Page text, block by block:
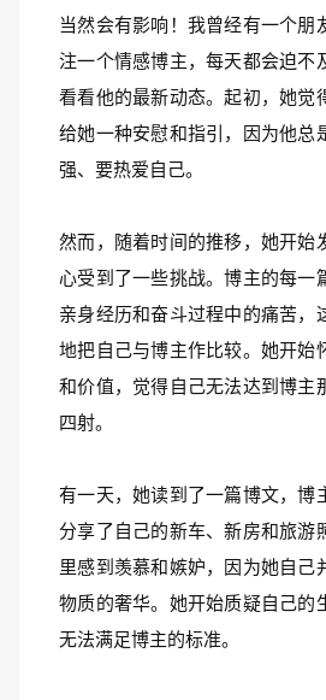
当然会有影响！我曾经有一个朋
注一个情感博主，每天都会迫不
看看他的最新动态。起初，她觉
给她一种安慰和指引，因为他总
强、要热爱自己。
然而，随着时间的推移，她开始
心受到了一些挑战。博主的每一
亲身经历和奋斗过程中的痛苦，
地把自己与博主作比较。她开始
和价值，觉得自己无法达到博主
四射。
有一天，她读到了一篇博文，博
分享了自己的新车、新房和旅游
里感到羡慕和嫉妒，因为她自己
物质的奢华。她开始质疑自己的
无法满足博主的标准。